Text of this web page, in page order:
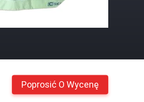
Poprosić O Wycenę